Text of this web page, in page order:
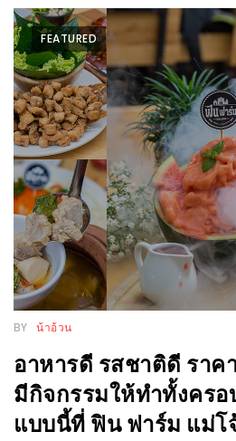
นโยบาย
ความ
เป็น
ส่วน
ตัว
ประกาศ
ผล
ผู้
โชค
ดี
อ้วน
ครั้ง
ที่
FEATURED
BY น้าอ้วน
อาหารดี รสชาติดี ราค
มีกิจกรรมให้ทำทั้งครอ
แบบนี้ที่ ฟิน ฟาร์ม แม่โ